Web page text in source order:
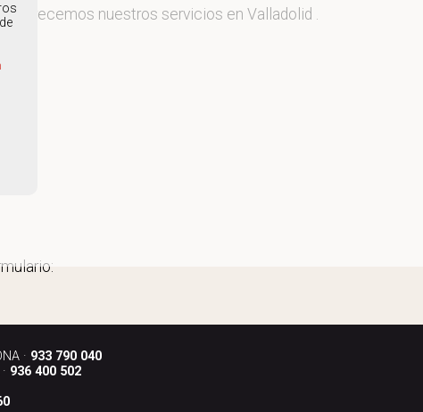
, y ofrecemos nuestros servicios en Valladolid .
· 933 790 040
936 400 502